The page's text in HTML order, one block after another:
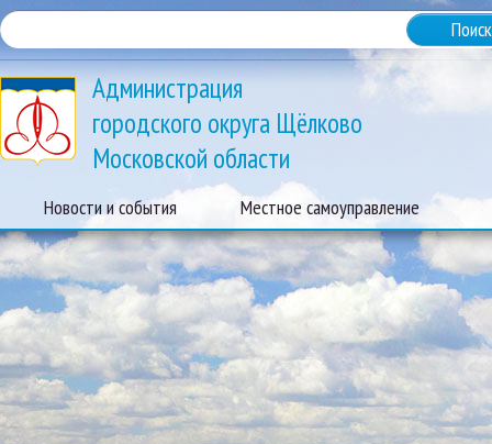
Администрация
городского округа Щёлково
Московской области
Новости и события Местное самоуправление